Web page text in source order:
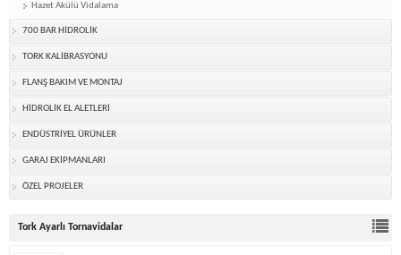
Hazet Akülü Vidalama
700 BAR HİDROLİK
TORK KALİBRASYONU
FLANŞ BAKIM VE MONTAJ
HİDROLİK EL ALETLERİ
ENDÜSTRİYEL ÜRÜNLER
GARAJ EKİPMANLARI
ÖZEL PROJELER
Tork Ayarlı Tornavidalar